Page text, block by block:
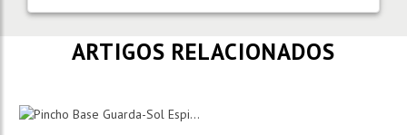
ARTIGOS RELACIONADOS